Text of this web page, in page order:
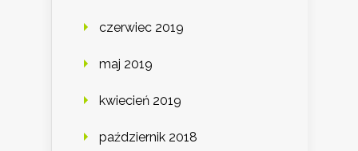
czerwiec 2019
maj 2019
kwiecień 2019
październik 2018